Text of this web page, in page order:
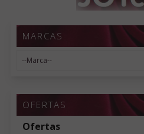
MARCAS
OFERTAS
Ofertas